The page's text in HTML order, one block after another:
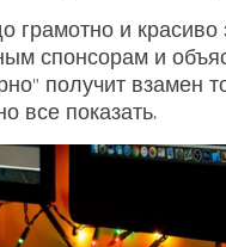
грамотно и красиво
спонсорам и
получит взамен
все показать.